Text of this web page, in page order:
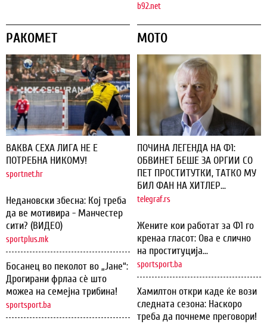
b92.net
РАКОМЕТ
ВАКВА СЕХА ЛИГА НЕ Е
ПОТРЕБНА НИКОМУ!
sportnet.hr
Недановски збесна: Кој треба
да ве мотивира - Манчестер
сити? (ВИДЕО)
sportplus.mk
Босанец во пеколот во „Јане“:
Дрогирани фрлаа сѐ што
можеа на семејна трибина!
sportsport.ba
МОТО
ПОЧИНА ЛЕГЕНДА НА Ф1:
ОБВИНЕТ БЕШЕ ЗА ОРГИИ СО
ПЕТ ПРОСТИТУТКИ, ТАТКО МУ
БИЛ ФАН НА ХИТЛЕР...
telegraf.rs
Жените кои работат за Ф1 го
кренаа гласот: Ова е слично
на проституција...
sportsport.ba
Хамилтон откри каде ќе вози
следната сезона: Наскоро
треба да почнеме преговори!